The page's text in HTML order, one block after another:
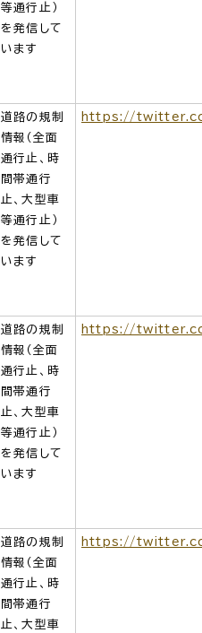
等通行止）
を発信して
います
道路の規制
情報（全面
通行止、時
間帯通行
止、大型車
等通行止）
を発信して
います
https://
道路の規制
情報（全面
通行止、時
間帯通行
止、大型車
等通行止）
を発信して
います
https://
道路の規制
情報（全面
通行止、時
間帯通行
止、大型車
https://